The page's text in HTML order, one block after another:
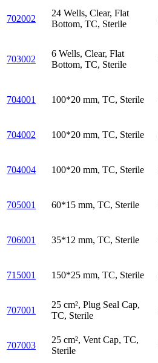
702002
24 Wells, Clear, Flat
Bottom, TC, Sterile
703002
6 Wells, Clear, Flat
Bottom, TC, Sterile
704001 100*20 mm, TC, Sterile
704002 100*20 mm, TC, Sterile
704004 100*20 mm, TC, Sterile
705001 60*15 mm, TC, Sterile
706001 35*12 mm, TC, Sterile
715001 150*25 mm, TC, Sterile
707001
25 cm², Plug Seal Cap,
TC, Sterile
707003
25 cm², Vent Cap, TC,
Sterile